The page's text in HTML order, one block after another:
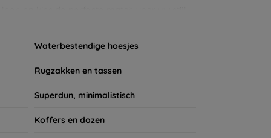
te kijken voor een complete bescherming
verdient!
Waterbestendige hoesjes
Rugzakken en tassen
Superdun, minimalistisch
Koffers en dozen